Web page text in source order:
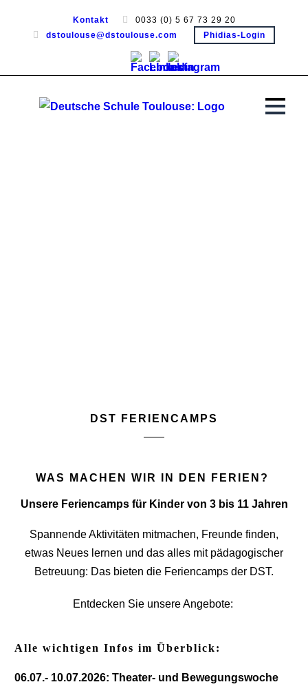
Kontakt
0033 (0) 5 67 73 29 20
dstoulouse@dstoulouse.com
Phidias-Login
DST FERIENCAMPS
WAS MACHEN WIR IN DEN FERIEN?
Unsere Feriencamps für Kinder von 3 bis 11 Jahren
Spannende Aktivitäten mitmachen, Freunde finden,
etwas Neues lernen und das alles mit pädagogischer
Betreuung: Das bieten die Feriencamps der DST.
Entdecken Sie unsere Angebote:
Alle wichtigen Infos im Überblick:
06.07.- 10.07.2026: Theater- und Bewegungswoche